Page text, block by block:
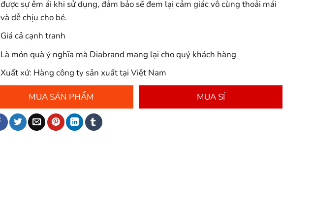
được sự êm ái khi sử dụng, đảm bảo sẽ đem lại cảm giác vô cùng thoải mái
và dễ chịu cho bé.
Giá cả cạnh tranh
Là món quà ý nghĩa mà Diabrand mang lại cho quý khách hàng
Xuất xứ: Hàng công ty sản xuất tại Việt Nam
MUA SẢN PHẨM MUA SỈ